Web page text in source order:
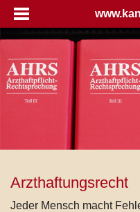
Arzthaftungsrecht
Jeder Mensch macht